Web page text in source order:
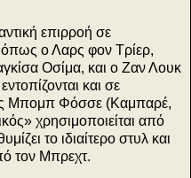
επιρροή σε
όπως ο Λαρς φον Τρίερ,
Οσίμα, και ο Ζαν Λουκ
και σε
Μπομπ Φόσσε (Καμπαρέ,
χρησιμοποιείται από
το ιδιαίτερο στυλ και
τον Μπρεχτ.